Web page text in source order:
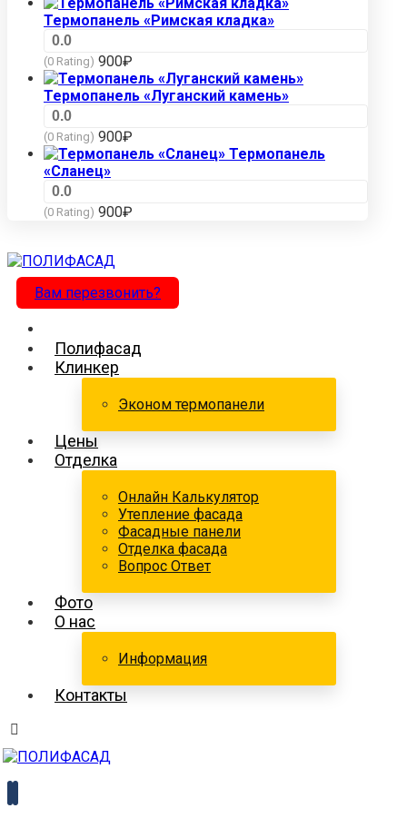
Термопанель «Римская кладка»
0.0
(0 Rating) 900₽
Термопанель «Луганский камень»
0.0
(0 Rating) 900₽
Термопанель
«Сланец»
0.0
(0 Rating) 900₽
Вам перезвонить?
Полифасад
Клинкер
Эконом термопанели
Цены
Отделка
Онлайн Калькулятор
Утепление фасада
Фасадные панели
Отделка фасада
Вопрос Ответ
Фото
О нас
Информация
Контакты